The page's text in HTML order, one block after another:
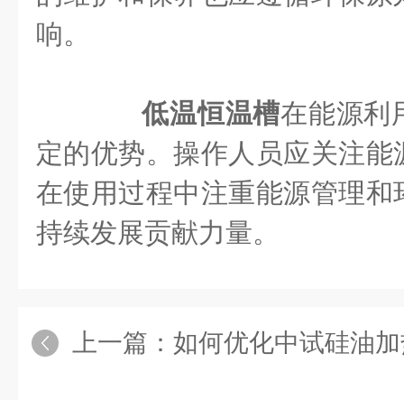
响。
低温恒温槽在能源利
定的优势。操作人员应关注
在使用过程中注重能源管理
持续发展贡献力量。
上一篇： 如何优化中试硅油加热